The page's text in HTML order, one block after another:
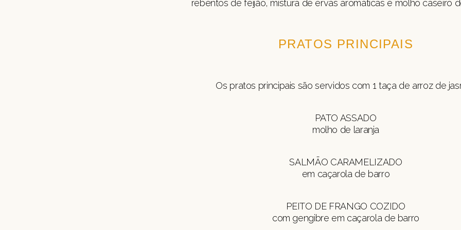
rebentos de feijão, mistura de ervas aromáticas e molho caseiro
PRATOS PRINCIPAIS
Os pratos principais são servidos com 1 taça de arroz de
PATO ASSADO
molho de laranja
SALMÃO CARAMELIZADO
em caçarola de barro
PEITO DE FRANGO COZIDO
com gengibre em caçarola de barro